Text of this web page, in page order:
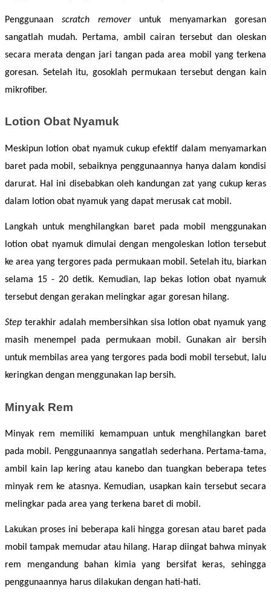
Penggunaan scratch remover untuk menyamarkan goresan
sangatlah mudah. Pertama, ambil cairan tersebut dan oleskan
secara merata dengan jari tangan pada area mobil yang terkena
goresan. Setelah itu, gosoklah permukaan tersebut dengan kain
mikrofiber.
Lotion Obat Nyamuk
Meskipun lotion obat nyamuk cukup efektif dalam menyamarkan
baret pada mobil, sebaiknya penggunaannya hanya dalam kondisi
darurat. Hal ini disebabkan oleh kandungan zat yang cukup keras
dalam lotion obat nyamuk yang dapat merusak cat mobil.
Langkah untuk menghilangkan baret pada mobil menggunakan
lotion obat nyamuk dimulai dengan mengoleskan lotion tersebut
ke area yang tergores pada permukaan mobil. Setelah itu, biarkan
selama 15 - 20 detik. Kemudian, lap bekas lotion obat nyamuk
tersebut dengan gerakan melingkar agar goresan hilang.
Step terakhir adalah membersihkan sisa lotion obat nyamuk yang
masih menempel pada permukaan mobil. Gunakan air bersih
untuk membilas area yang tergores pada bodi mobil tersebut, lalu
keringkan dengan menggunakan lap bersih.
Minyak Rem
Minyak rem memiliki kemampuan untuk menghilangkan baret
pada mobil. Penggunaannya sangatlah sederhana. Pertama-tama,
ambil kain lap kering atau kanebo dan tuangkan beberapa tetes
minyak rem ke atasnya. Kemudian, usapkan kain tersebut secara
melingkar pada area yang terkena baret di mobil.
Lakukan proses ini beberapa kali hingga goresan atau baret pada
mobil tampak memudar atau hilang. Harap diingat bahwa minyak
rem mengandung bahan kimia yang bersifat keras, sehingga
penggunaannya harus dilakukan dengan hati-hati.